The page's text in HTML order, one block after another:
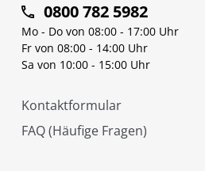
0800 782 5982
Mo - Do von 08:00 - 17:00 Uhr
Fr von 08:00 - 14:00 Uhr
Sa von 10:00 - 15:00 Uhr
Kontaktformular
FAQ (Häufige Fragen)